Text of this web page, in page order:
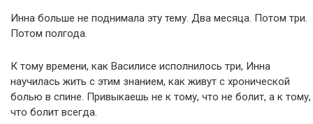
Инна больше не поднимала эту тему. Два месяца. Потом три.
Потом полгода.
К тому времени, как Василисе исполнилось три, Инна
научилась жить с этим знанием, как живут с хронической
болью в спине. Привыкаешь не к тому, что не болит, а к тому,
что болит всегда.